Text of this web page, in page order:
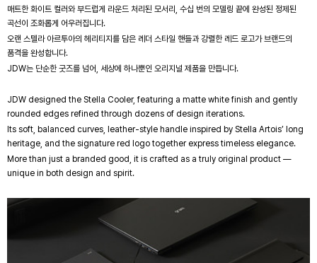
매트한 화이트 컬러와 부드럽게 라운드 처리된 모서리, 수십 번의 모델링 끝에 완성된 정제된
곡선이 조화롭게 어우러집니다.
오랜 스텔라 아르투아의 헤리티지를 담은 레더 스타일 핸들과 강렬한 레드 로고가 브랜드의
품격을 완성합니다.
JDW는 단순한 굿즈를 넘어, 세상에 하나뿐인 오리지널 제품을 만듭니다.
JDW designed the Stella Cooler, featuring a matte white finish and gently
rounded edges refined through dozens of design iterations.
Its soft, balanced curves, leather-style handle inspired by Stella Artois’ long
heritage, and the signature red logo together express timeless elegance.
More than just a branded good, it is crafted as a truly original product —
unique in both design and spirit.